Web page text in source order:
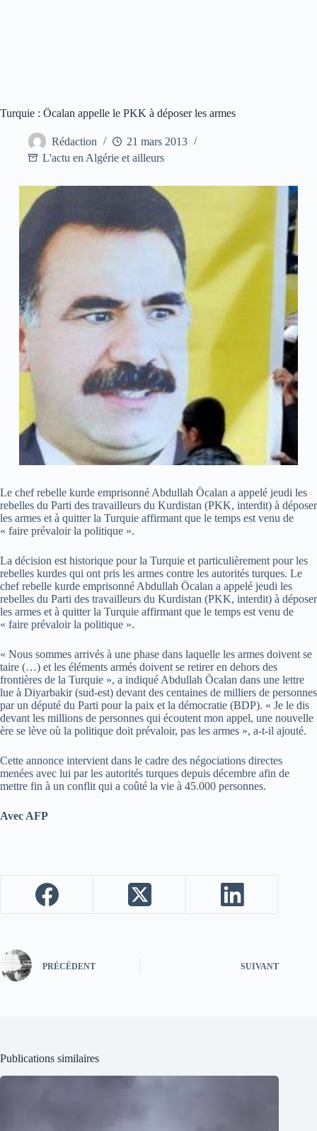
Turquie : Öcalan appelle le PKK à déposer les armes
Rédaction
21 mars 2013
L'actu en Algérie et ailleurs
Le chef rebelle kurde emprisonné Abdullah Öcalan a appelé jeudi les
rebelles du Parti des travailleurs du Kurdistan (PKK, interdit) à déposer
les armes et à quitter la Turquie affirmant que le temps est venu de
« faire prévaloir la politique ».
La décision est historique pour la Turquie et particulièrement pour les
rebelles kurdes qui ont pris les armes contre les autorités turques. Le
chef rebelle kurde emprisonné Abdullah Öcalan a appelé jeudi les
rebelles du Parti des travailleurs du Kurdistan (PKK, interdit) à déposer
les armes et à quitter la Turquie affirmant que le temps est venu de
« faire prévaloir la politique ».
« Nous sommes arrivés à une phase dans laquelle les armes doivent se
taire (…) et les éléments armés doivent se retirer en dehors des
frontières de la Turquie », a indiqué Abdullah Öcalan dans une lettre
lue à Diyarbakir (sud-est) devant des centaines de milliers de personnes
par un député du Parti pour la paix et la démocratie (BDP). « Je le dis
devant les millions de personnes qui écoutent mon appel, une nouvelle
ère se lève où la politique doit prévaloir, pas les armes », a-t-il ajouté.
Cette annonce intervient dans le cadre des négociations directes
menées avec lui par les autorités turques depuis décembre afin de
mettre fin à un conflit qui a coûté la vie à 45.000 personnes.
Avec AFP
PRÉCÉDENT SUIVANT
Publications similaires